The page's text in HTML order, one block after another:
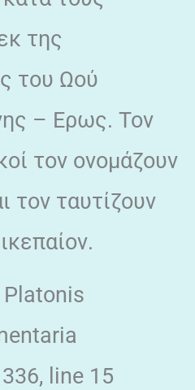
της
του Ωού
– Ερως. Τον
τον ονομάζουν
τον ταυτίζουν
Platonis
line 15